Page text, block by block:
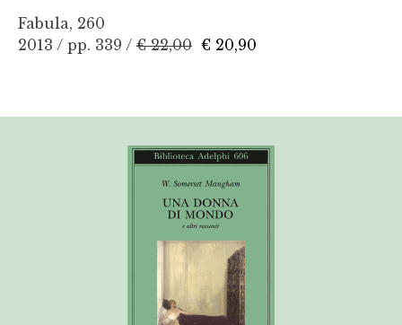
Fabula, 260
2013 / pp. 339 / € 22,00 € 20,90